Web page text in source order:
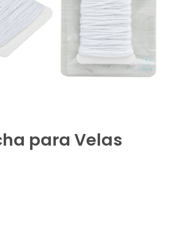
para Velas